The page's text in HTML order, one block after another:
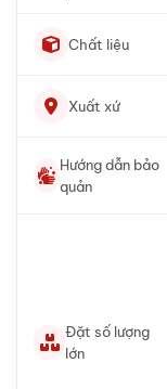
Chất liệu
Xuất xứ
Hướng dẫn bảo
quản
Đặt số lượng
lớn